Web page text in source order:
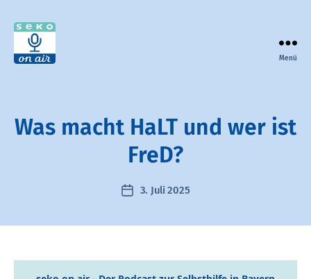
-
der
Menü
Was macht HaLT und wer ist
FreD?
Veröffentlichungsdatum
3. Juli 2025